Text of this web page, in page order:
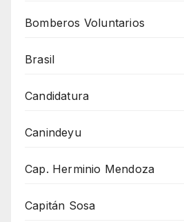
Bomberos Voluntarios
Brasil
Candidatura
Canindeyu
Cap. Herminio Mendoza
Capitán Sosa